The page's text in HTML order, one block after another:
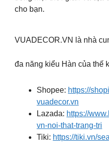
cho bạn.
VUADECOR.VN là nhà
đa năng kiểu Hàn của thế
Shopee: https://
vuadecor.vn
Lazada: https://
vn-noi-that-trang-tri
Tiki: https://tiki.vn/